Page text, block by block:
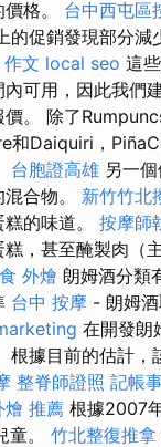
格。 台中西屯區
的促銷發現部分減
文 local seo 這
可用，因此我們
。 除了
和Daiquiri，
台胞證高雄 另一
合物。 新竹竹北
的味道。 按摩師
，甚至醃製肉（
外燴 朗姆酒分類
台中 按摩 - 朗姆
在開發朗
根據目前的估計，
整脊師證照 記帳
燴 推薦 根據2007
童。 竹北整復推拿